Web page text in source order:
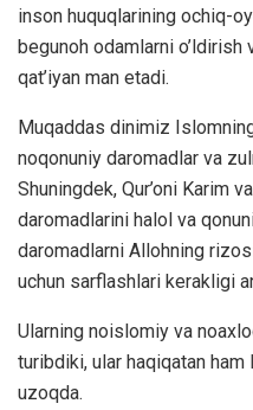
inson huquqlarining ochiq-
begunoh odamlarni
qat’iyan man etadi.
Muqaddas dinimiz
noqonuniy daromadlar va
Shuningdek, Qur’oni Karim
daromadlarini halol va
daromadlarni Allohning
uchun sarflashlari kerakligi
Ularning noislomiy va
turibdiki, ular haqiqatan
uzoqda.